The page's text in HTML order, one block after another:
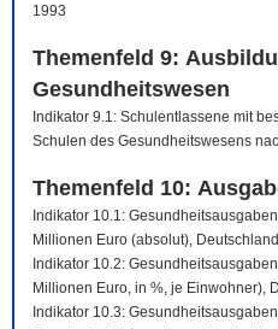
1993
Themenfeld 9:
Gesundheitswesen
Indikator 9.1: Schulentlassene mit
Schulen des Gesundheitswesens
Themenfeld 10:
Indikator 10.1:
Millionen Euro (absolut),
Indikator 10.2:
Millionen Euro, in %, je Einwohner),
Indikator 10.3: